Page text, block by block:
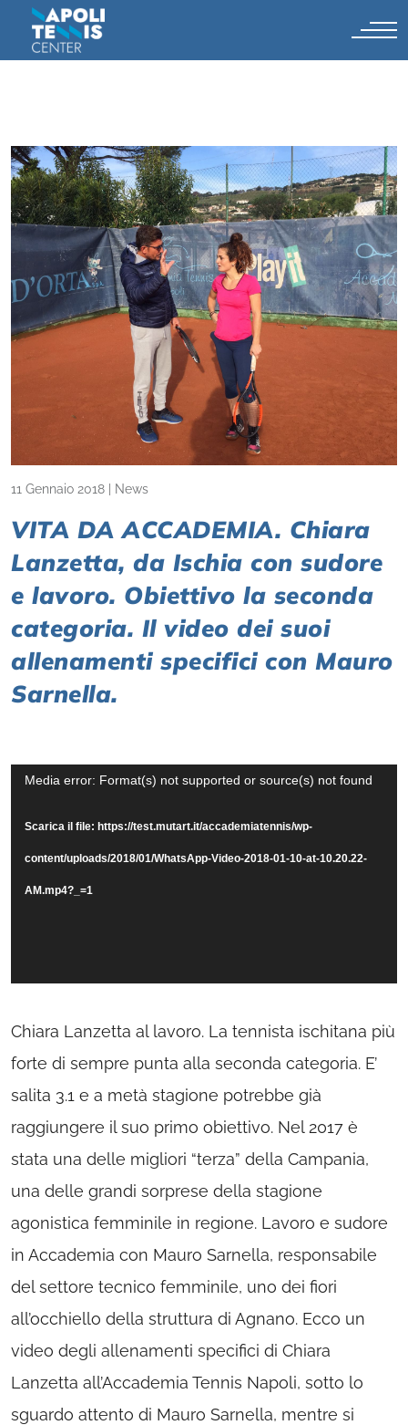
11 Gennaio 2018 News
VITA DA ACCADEMIA. Chiara
Lanzetta, da Ischia con sudore
e lavoro. Obiettivo la seconda
categoria. Il video dei suoi
allenamenti specifici con Mauro
Sarnella.
Video
Media error: Format(s) not supported or source(s) not found
Scarica il file: https://test.mutart.it/accademiatennis/wp-
content/uploads/2018/01/WhatsApp-Video-2018-01-10-at-10.20.22-
AM.mp4?_=1
Chiara Lanzetta al lavoro. La tennista ischitana più
forte di sempre punta alla seconda categoria. E’
salita 3.1 e a metà stagione potrebbe già
raggiungere il suo primo obiettivo. Nel 2017 è
stata una delle migliori “terza” della Campania,
una delle grandi sorprese della stagione
agonistica femminile in regione. Lavoro e sudore
in Accademia con Mauro Sarnella, responsabile
del settore tecnico femminile, uno dei fiori
all’occhiello della struttura di Agnano. Ecco un
video degli allenamenti specifici di Chiara
Lanzetta all’Accademia Tennis Napoli, sotto lo
sguardo attento di Mauro Sarnella, mentre si